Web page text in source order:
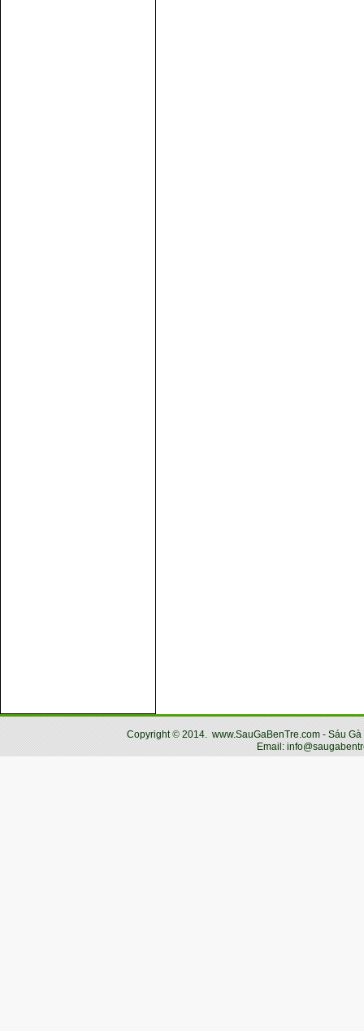
Copyright© 2014. www.SauGaBenTre.com - Sáu
Email: